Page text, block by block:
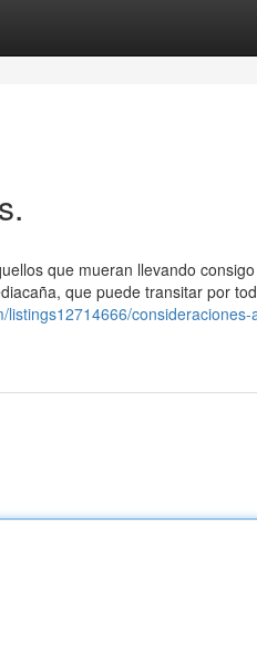
que mueran llevando
que puede transitar por
listings12714666/consideraciones-